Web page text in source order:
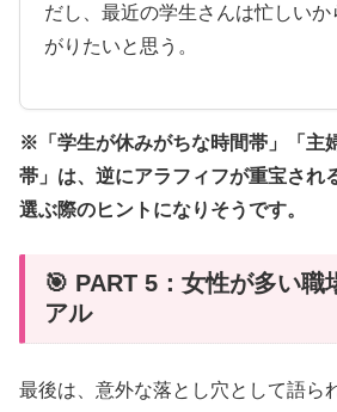
だし、最近の学生さんは忙しいか
がりたいと思う。
※「学生が休みがちな時間帯」「主
帯」は、逆にアラフィフが重宝され
選ぶ際のヒントになりそうです。
🎯 PART 5：女性が多い職
アル
最後は、意外な落とし穴として語ら